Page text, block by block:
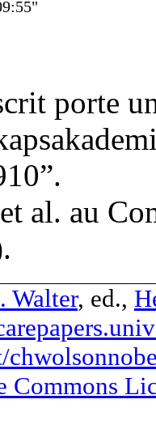
porte
al. au
Walter, ed.,